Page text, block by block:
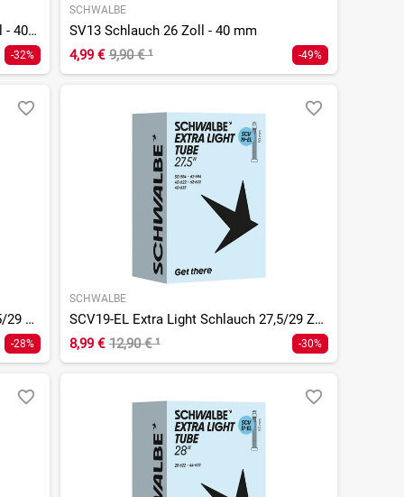
SV13-EL Extra Light Schlauch 26 Zoll - 40 mm
-32%
SCHWALBE
SV13 Schlauch 26 Zoll - 40 mm
4,99 € 9,90 €¹ -49%
SCV19L-EL Extra Light Schlauch 27,5/29 Zoll - 40 mm
-28%
SCHWALBE
SCV19-EL Extra Light Schlauch 27,5/29 Zoll - 50 mm
8,99 € 12,90 €¹ -30%